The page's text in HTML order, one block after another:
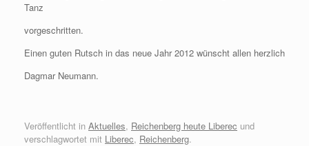
Tanz
vorgeschritten.
Einen guten Rutsch in das neue Jahr 2012 wünscht allen herzlich
Dagmar Neumann.
Veröffentlicht in Aktuelles, Reichenberg heute Liberec und
verschlagwortet mit Liberec, Reichenberg.